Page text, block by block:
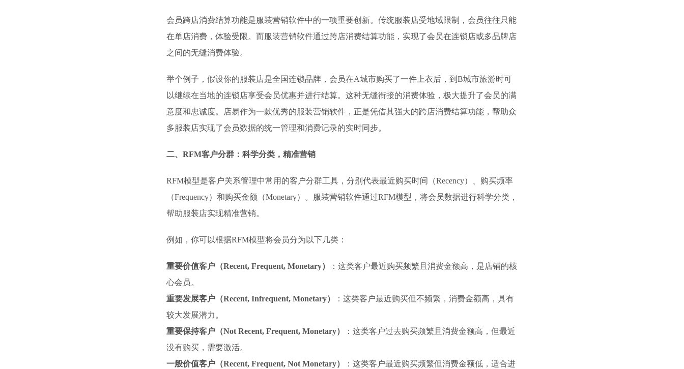
会员跨店消费结算功能是服装营销软件中的一项重要创新。传统服装店受地域限制，会员往往只能
在单店消费，体验受限。而服装营销软件通过跨店消费结算功能，实现了会员在连锁店或多品牌店
之间的无缝消费体验。
举个例子，假设你的服装店是全国连锁品牌，会员在A城市购买了一件上衣后，到B城市旅游时可
以继续在当地的连锁店享受会员优惠并进行结算。这种无缝衔接的消费体验，极大提升了会员的满
意度和忠诚度。店易作为一款优秀的服装营销软件，正是凭借其强大的跨店消费结算功能，帮助众
多服装店实现了会员数据的统一管理和消费记录的实时同步。
二、RFM客户分群：科学分类，精准营销
RFM模型是客户关系管理中常用的客户分群工具，分别代表最近购买时间（Recency）、购买频率
（Frequency）和购买金额（Monetary）。服装营销软件通过RFM模型，将会员数据进行科学分类，
帮助服装店实现精准营销。
例如，你可以根据RFM模型将会员分为以下几类：
重要价值客户（Recent, Frequent, Monetary）
：这类客户最近购买频繁且消费金额高，是店铺的核
心会员。
重要发展客户（Recent, Infrequent, Monetary）
：这类客户最近购买但不频繁，消费金额高，具有
较大发展潜力。
重要保持客户（Not Recent, Frequent, Monetary）
：这类客户过去购买频繁且消费金额高，但最近
没有购买，需要激活。
一般价值客户（Recent, Frequent, Not Monetary）
：这类客户最近购买频繁但消费金额低，适合进